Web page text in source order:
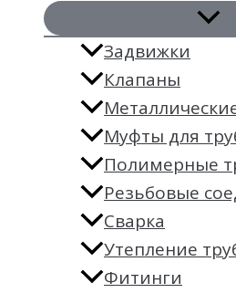
Задвижки
Клапаны
Муфты для
Полимерные
Резьбовые
Сварка
Утепление
Фитинги